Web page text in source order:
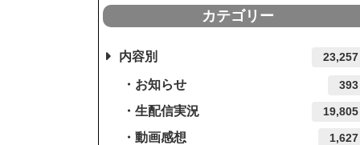
カテゴリー
内容別 23,257
お知らせ 393
生配信実況 19,805
動画感想 1,627